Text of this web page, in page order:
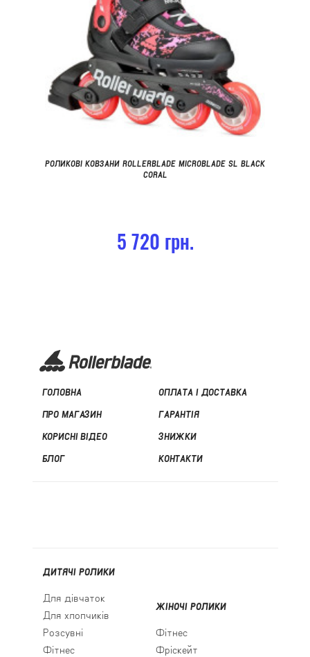
РОЛИКОВІ КОВЗАНИ ROLLERBLADE MICROBLADE SL BLACK
CORAL
5 720 грн.
ГОЛОВНА
ПРО МАГАЗИН
КОРИСНІ ВІДЕО
БЛОГ
ОПЛАТА І ДОСТАВКА
ГАРАНТІЯ
ЗНИЖКИ
КОНТАКТИ
ДИТЯЧІ РОЛИКИ
Для дівчаток
Для хлопчиків
Розсувні
Фітнес
ЖІНОЧІ РОЛИКИ
Фітнес
Фріскейт